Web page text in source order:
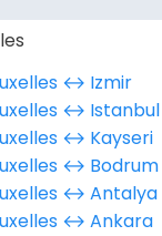
↔︎ Izmir
↔︎ Istanbul
↔︎ Kayseri
↔︎ Bodrum
↔︎ Antalya
↔︎ Ankara